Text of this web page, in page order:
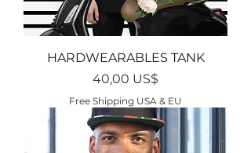
HARDWEARABLES TANK
Precio
40,00 US$
Free Shipping USA & EU